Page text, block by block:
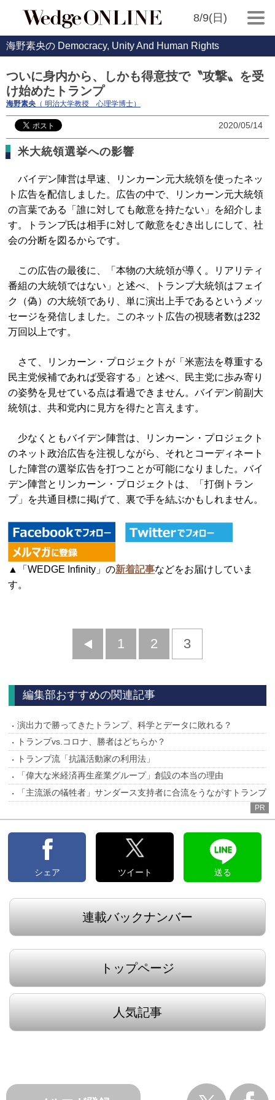
8/9(日)
海野素央の Democracy, Unity And Human Rights
ついに身内から、しかも得意技で〝攻撃〟を受
け始めたトランプ
海野素央 （ 明治大学教授 心理学博士）
2020/05/14
米大統領選挙への影響
バイデン陣営は早速、リンカーン元大統領を使ったネッ
ト広告を配信しました。広告の中で、リンカーン元大統領
の言葉である「誰に対しても敵意を持たない」を紹介しま
す。トランプ氏は相手に対して敵意をむき出しにして、社
会の分断を図るからです。
この広告の最後に、「本物の大統領が導く。リアリティ
番組の大統領ではない」と述べ、トランプ大統領はフェイ
ク（偽）の大統領であり、単に演出上手であるというメッ
セージを発信しました。このネット広告の視聴者数は232
万回以上です。
さて、リンカーン・プロジェクトが「米憲法を尊重する
民主党候補であれば受容する」と述べ、民主党に歩み寄り
の姿勢を見せている点は看過できません。バイデン前副大
統領は、共和党内に見方を得たと言えます。
少なくともバイデン陣営は、リンカーン・プロジェクト
のネット政治広告を注視しながら、それとコーディネート
した陣営の選挙広告を打つことが可能になりました。バイ
デン陣営とリンカーン・プロジェクトは、「打倒トラン
プ」を共通目標に掲げて、裏で手を結ぶかもしれません。
▲「WEDGE Infinity」の新着記事などをお届けしていま
す。
前
1 2 3
編集部おすすめの関連記事
演出力で勝ってきたトランプ、科学とデータに敗れる？
トランプvs.コロナ、勝者はどちらか？
トランプ流「抗議活動家の利用法」
「偉大な米経済再生産業グループ」創設の本当の理由
「主流派の犠牲者」サンダース支持者に合流をうながすトランプ
PR
シェア ツイート 送る
連載バックナンバー
トップページ
人気記事